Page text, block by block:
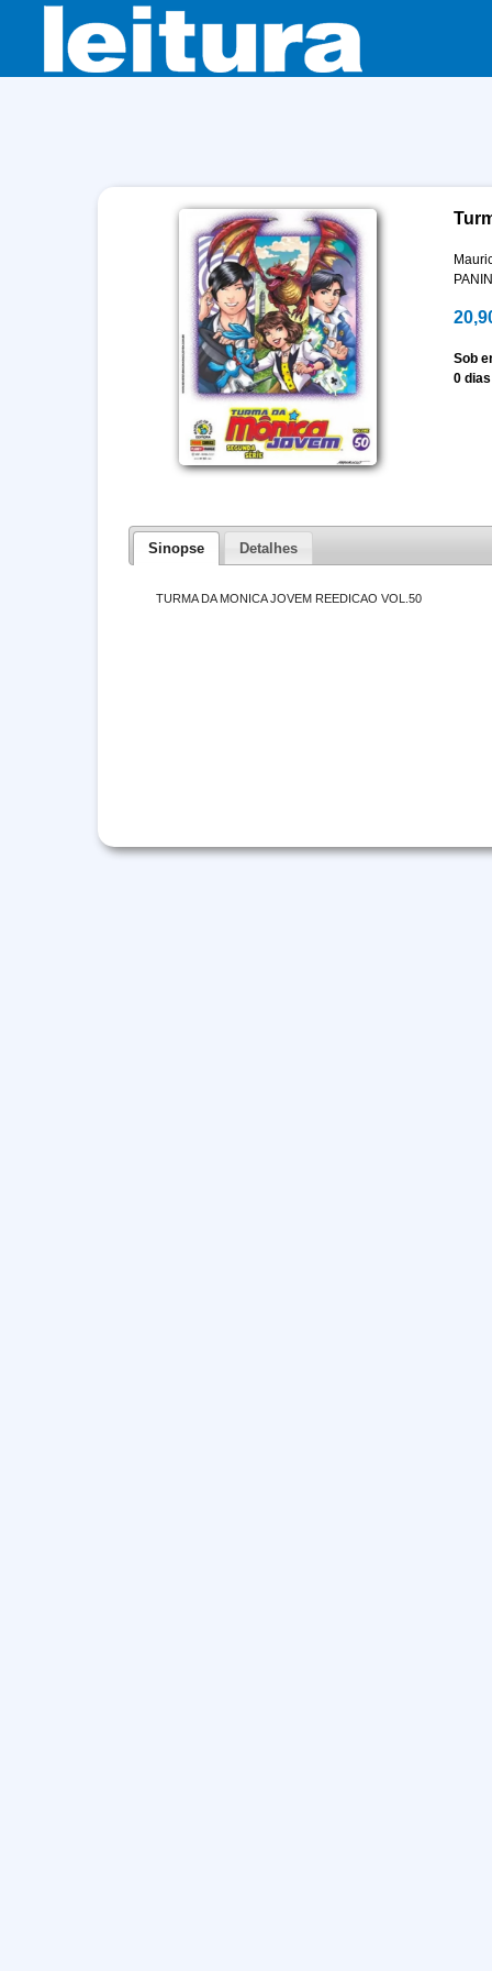
Sob
0 dias
Sinopse Detalhes
TURMA DA MONICA JOVEM REEDICAO VOL.50